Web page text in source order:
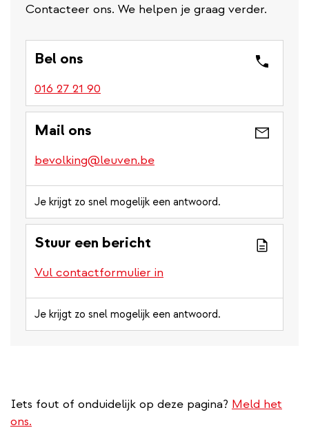
Contacteer ons. We helpen je graag verder.
Bel ons
016 27 21 90
Mail ons
bevolking@leuven.be
Je krijgt zo snel mogelijk een antwoord.
Stuur een bericht
Vul contactformulier in
Je krijgt zo snel mogelijk een antwoord.
Iets fout of onduidelijk op deze pagina? Meld het
ons.